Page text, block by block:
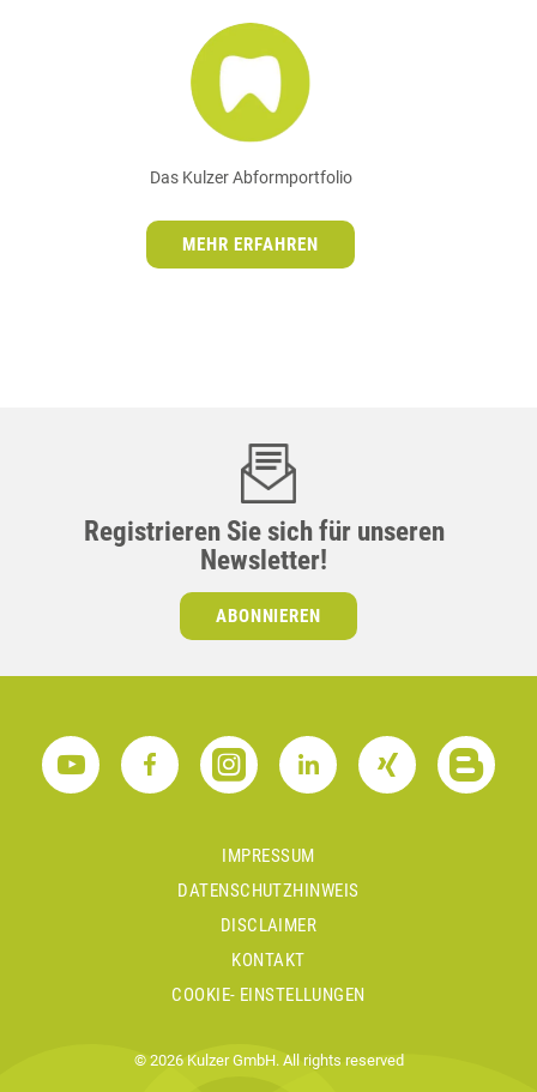
Das Kulzer Abformportfolio
MEHR ERFAHREN
Registrieren Sie sich für unseren
Newsletter!
ABONNIEREN
IMPRESSUM
DATENSCHUTZHINWEIS
DISCLAIMER
KONTAKT
COOKIE- EINSTELLUNGEN
© 2026 Kulzer GmbH. All rights reserved